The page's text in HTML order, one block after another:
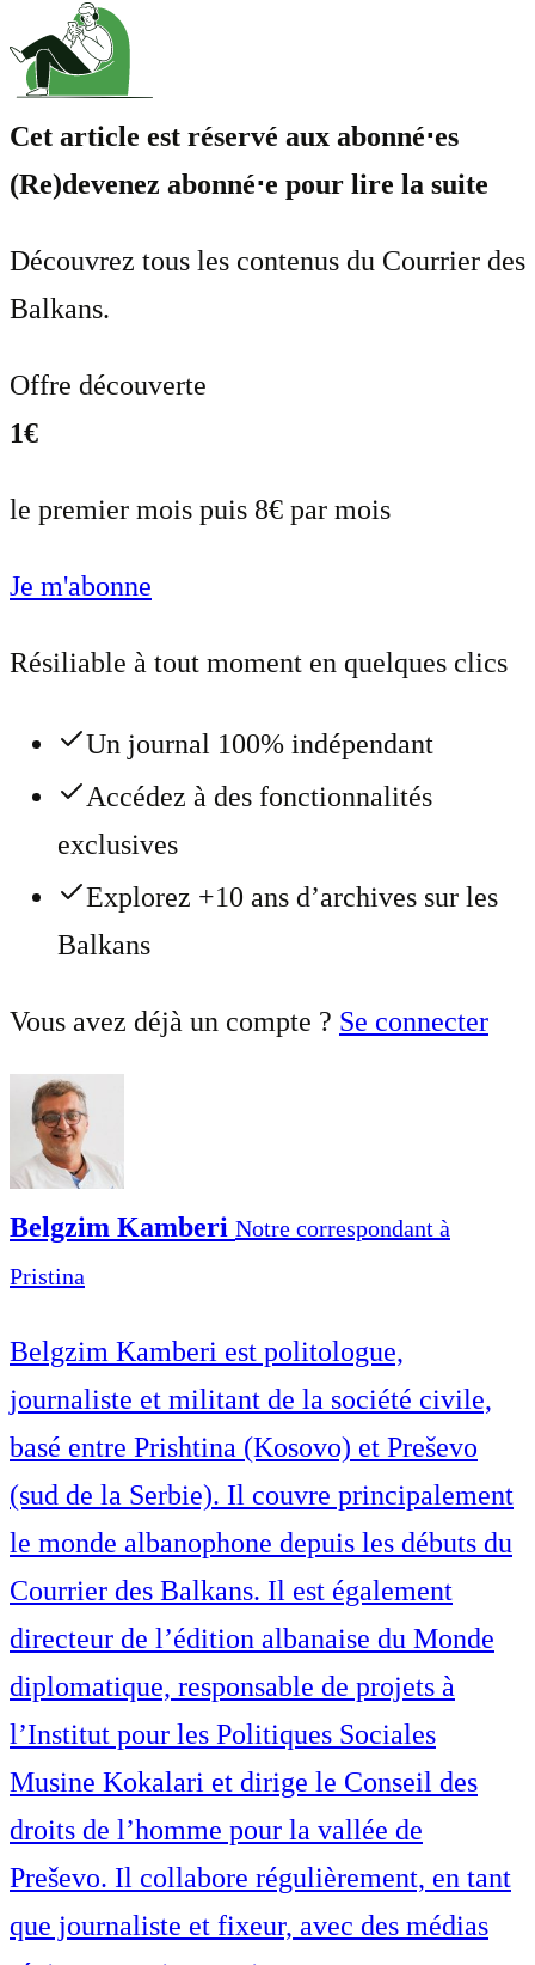
Cet article est réservé aux abonné⋅es
(Re)devenez abonné⋅e pour lire la suite
Découvrez tous les contenus du Courrier des
Balkans.
Offre découverte
1€
le premier mois puis 8€ par mois
Je m'abonne
Résiliable à tout moment en quelques clics
Un journal 100% indépendant
Accédez à des fonctionnalités
exclusives
Explorez +10 ans d’archives sur les
Balkans
Vous avez déjà un compte ? Se connecter
Belgzim Kamberi Notre correspondant à
Pristina
Belgzim Kamberi est politologue,
journaliste et militant de la société civile,
basé entre Prishtina (Kosovo) et Preševo
(sud de la Serbie). Il couvre principalement
le monde albanophone depuis les débuts du
Courrier des Balkans. Il est également
directeur de l’édition albanaise du Monde
diplomatique, responsable de projets à
l’Institut pour les Politiques Sociales
Musine Kokalari et dirige le Conseil des
droits de l’homme pour la vallée de
Preševo. Il collabore régulièrement, en tant
que journaliste et fixeur, avec des médias